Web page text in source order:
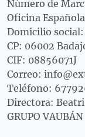
Número de
Oficina
Domicilio social:
CP: 06002
CIF: 08856071J
Correo:
Teléfono:
Directora:
GRUPO VAUBÁN